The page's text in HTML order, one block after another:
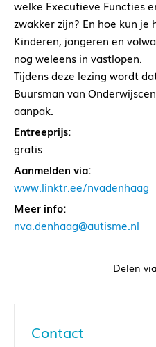
welke Executieve Functies
zwakker zijn? En hoe kun
Kinderen, jongeren en
nog weleens in vastlopen.
Tijdens deze lezing wordt
Buursman van
aanpak.
Entreeprijs:
gratis
Aanmelden via:
www.linktr.ee/nvadenhaag
Meer info:
nva.denhaag@autisme.nl
Contact